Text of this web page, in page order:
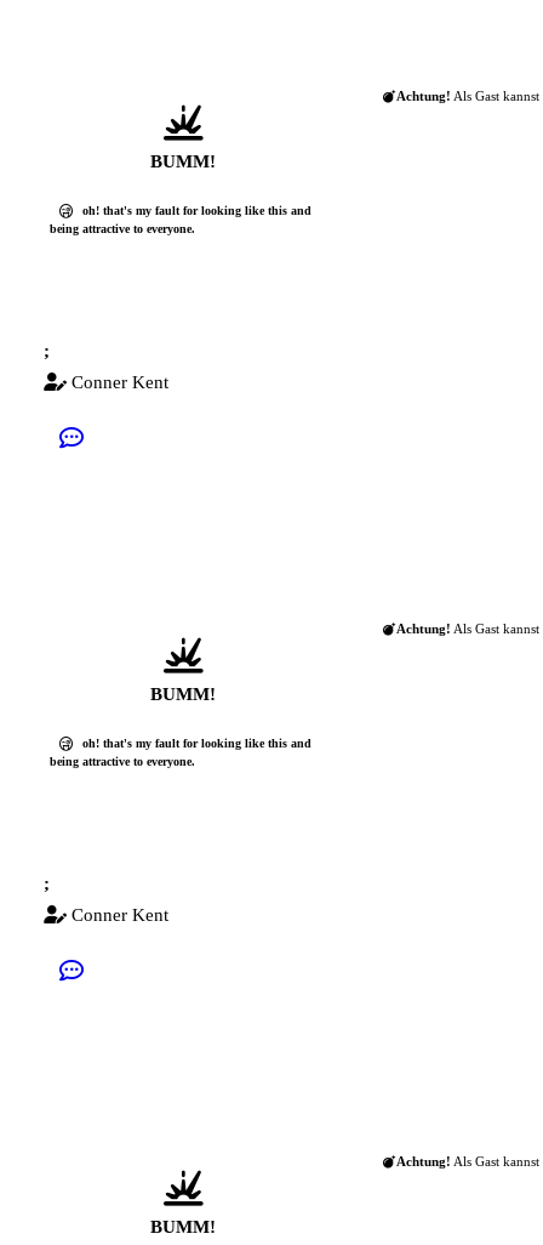
BUMM!
oh! that's my fault for looking like this and
being attractive to everyone.
;
Conner Kent
Achtung! Als Gast
BUMM!
oh! that's my fault for looking like this and
being attractive to everyone.
;
Conner Kent
Achtung! Als Gast
BUMM!
Achtung! Als Gast